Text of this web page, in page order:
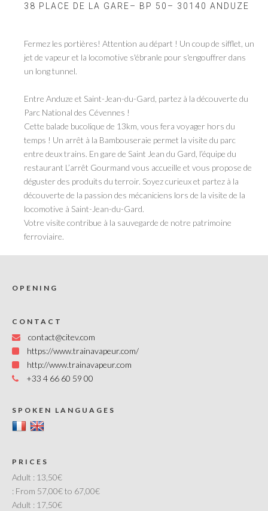
38 PLACE DE LA GARE– BP 50– 30140 ANDUZE
Fermez les portières! Attention au départ ! Un coup de sifflet, un
jet de vapeur et la locomotive s'ébranle pour s'engouffrer dans
un long tunnel.
Entre Anduze et Saint-Jean-du-Gard, partez à la découverte du
Parc National des Cévennes !
Cette balade bucolique de 13km, vous fera voyager hors du
temps ! Un arrêt à la Bambouseraie permet la visite du parc
entre deux trains. En gare de Saint Jean du Gard, l’équipe du
restaurant L’arrêt Gourmand vous accueille et vous propose de
déguster des produits du terroir. Soyez curieux et partez à la
découverte de la passion des mécaniciens lors de la visite de la
locomotive à Saint-Jean-du-Gard.
Votre visite contribue à la sauvegarde de notre patrimoine
ferroviaire.
OPENING
CONTACT
contact@citev.com
https://www.trainavapeur.com/
http://www.trainavapeur.com
+33 4 66 60 59 00
SPOKEN LANGUAGES
PRICES
Adult : 13,50€
: From 57,00€ to 67,00€
Adult : 17,50€